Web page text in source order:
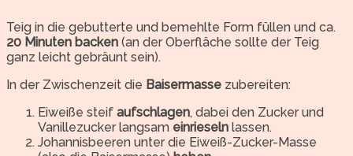
Teig in die gebutterte und bemehlte Form füllen und ca.
20 Minuten backen (an der Oberfläche sollte der Teig
ganz leicht gebräunt sein).
In der Zwischenzeit die Baisermasse zubereiten:
Eiweiße steif aufschlagen, dabei den Zucker und
Vanillezucker langsam einrieseln lassen.
Johannisbeeren unter die Eiweiß-Zucker-Masse